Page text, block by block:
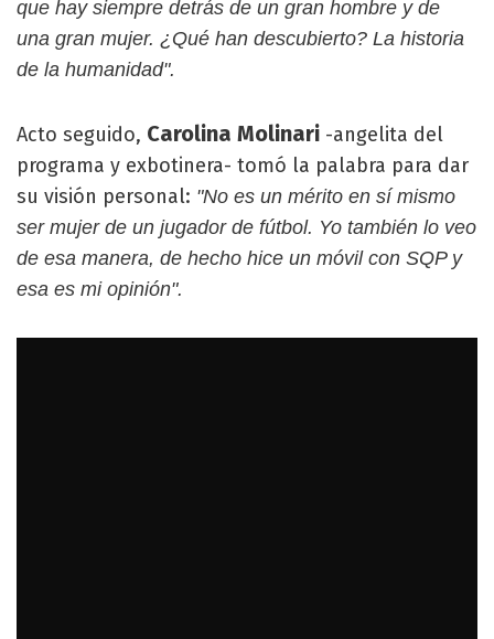
que hay siempre detrás de un gran hombre y de
una gran mujer. ¿Qué han descubierto? La historia
de la humanidad".
Acto seguido, Carolina Molinari -angelita del
programa y exbotinera- tomó la palabra para dar
su visión personal: "No es un mérito en sí mismo
ser mujer de un jugador de fútbol. Yo también lo veo
de esa manera, de hecho hice un móvil con SQP y
esa es mi opinión".